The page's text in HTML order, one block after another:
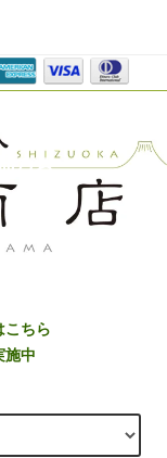
のお
こちら
施中